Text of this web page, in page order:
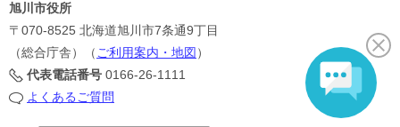
旭川市役所
〒070-8525 北海道旭川市7条通9丁目
（総合庁舎）（ ご利用案内・地図 ）
代表電話番号 0166-26-1111
よくあるご質問